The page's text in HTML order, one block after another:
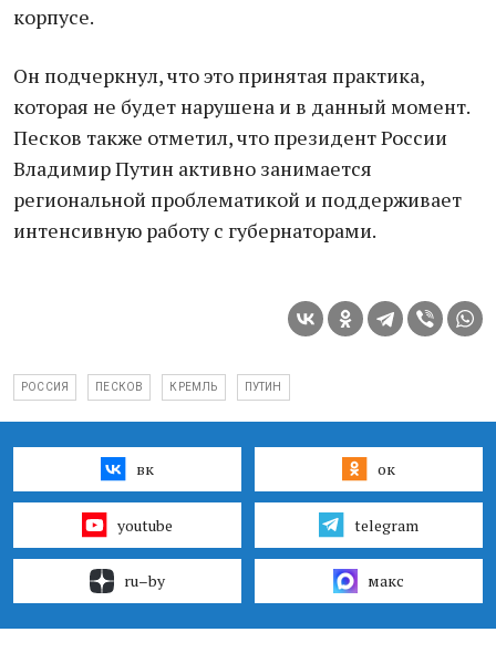
корпусе.
Он подчеркнул, что это принятая практика,
которая не будет нарушена и в данный момент.
Песков также отметил, что президент России
Владимир Путин активно занимается
региональной проблематикой и поддерживает
интенсивную работу с губернаторами.
РОССИЯ ПЕСКОВ КРЕМЛЬ ПУТИН
вк ок
youtube telegram
ru–by макс